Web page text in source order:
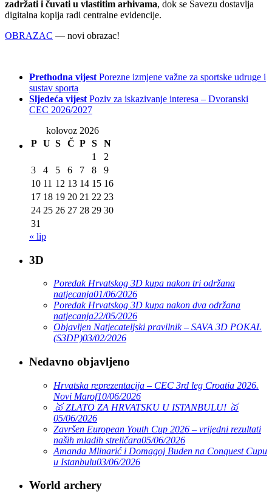
zadržati i čuvati u vlastitim arhivama, dok se Savezu dostavlja
digitalna kopija radi centralne evidencije.
OBRAZAC — novi obrazac!
Prethodna vijest Porezne izmjene važne za sportske udruge i
sustav sporta
Sljedeća vijest Poziv za iskazivanje interesa – Dvoranski
CEC 2026/2027
kolovoz 2026
P U S Č P S
N
1
2
3
4 5 6 7 8
9
10 11 12 13 14 15 16
17 18 19 20 21 22 23
24 25 26 27 28 29 30
31
« lip
3D
Poredak Hrvatskog 3D kupa nakon tri održana
natjecanja01/06/2026
Poredak Hrvatskog 3D kupa nakon dva održana
natjecanja22/05/2026
Objavljen Natjecateljski pravilnik – SAVA 3D POKAL
(S3DP)03/02/2026
Nedavno objavljeno
Hrvatska reprezentacija – CEC 3rd leg Croatia 2026.
Novi Marof10/06/2026
🥇 ZLATO ZA HRVATSKU U ISTANBULU! 🥇
05/06/2026
Završen European Youth Cup 2026 – vrijedni rezultati
naših mladih streličara05/06/2026
Amanda Mlinarić i Domagoj Buden na Conquest Cupu
u Istanbulu03/06/2026
World archery